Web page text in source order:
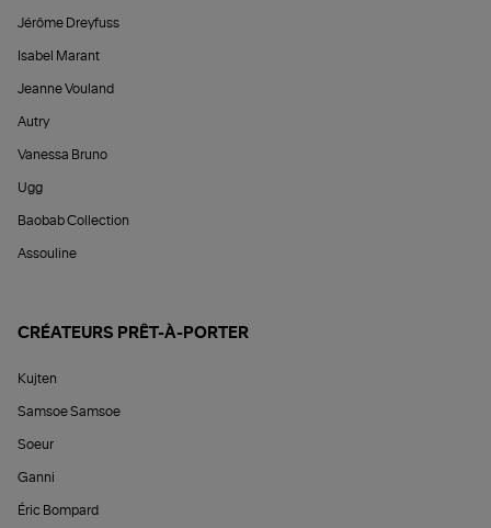
Jérôme Dreyfuss
Isabel Marant
Jeanne Vouland
Autry
Vanessa Bruno
Ugg
Baobab Collection
Assouline
CRÉATEURS PRÊT-À-PORTER
Kujten
Samsoe Samsoe
Soeur
Ganni
Éric Bompard